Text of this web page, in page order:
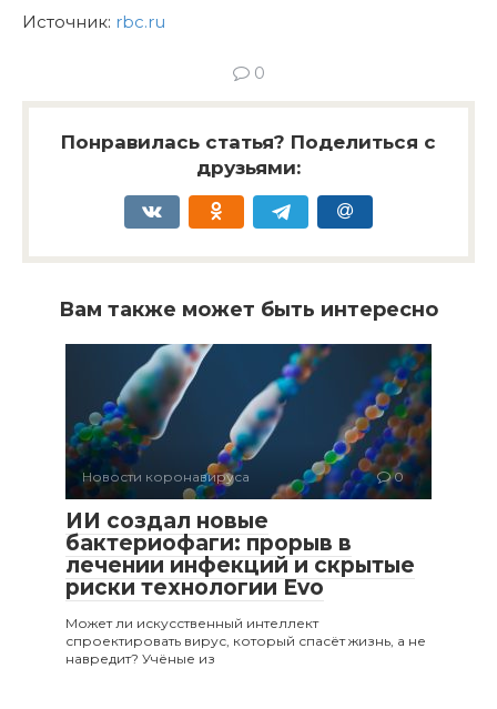
Источник: rbc.ru
0
Понравилась статья? Поделиться с
друзьями:
Вам также может быть интересно
Новости коронавируса 0
ИИ создал новые
бактериофаги: прорыв в
лечении инфекций и скрытые
риски технологии Evo
Может ли искусственный интеллект
спроектировать вирус, который спасёт жизнь, а не
навредит? Учёные из